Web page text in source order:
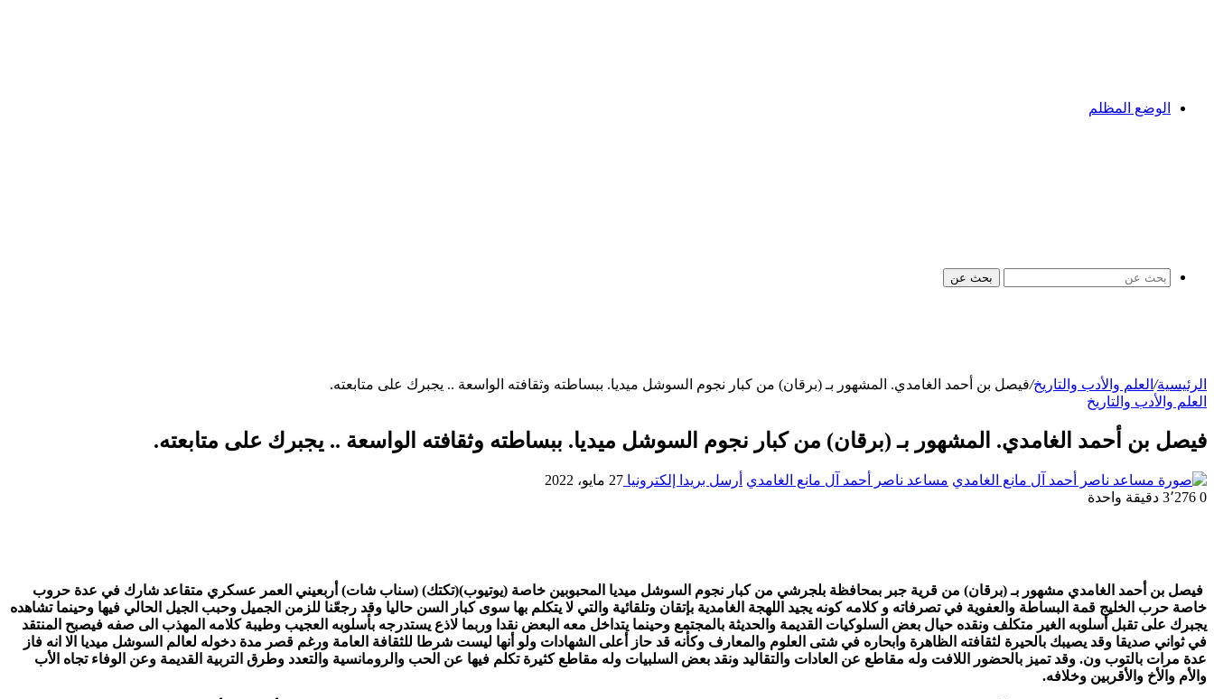
الوضع المظلم
بحث عن
الرئيسية/ العلم والأدب والتاريخ/فيصل بن أحمد الغامدي. المشهور بـ (برقان) من كبار نجوم السوشل ميديا. ببساطته وثقافته الواسعة .. يجبرك على متابعته.
العلم والأدب والتاريخ
فيصل بن أحمد الغامدي. المشهور بـ (برقان) من كبار نجوم السوشل ميديا. ببساطته وثقافته الواسعة .. يجبرك على متابعته.
مساعد ناصر أحمد آل مانع الغامدي أرسل بريدا إلكترونيا 27 مايو، 2022
0
دقيقة واحدة
فيصل بن أحمد الغامدي مشهور بـ (برقان) من قرية جبر بمحافظة بلجرشي من كبار نجوم السوشل ميديا المحبوبين خاصة (يوتيوب)(تكتك) (سناب شات) أربعيني العمر عسكري متقاعد شارك في عدة حروب
خاصة حرب الخليج قمة البساطة والعفوية في تصرفاته و كلامه كونه يجيد اللهجة الغامدية بإتقان وتلقائية والتي لا يتكلم بها سوى كبار السن حاليا وقد رجعّنا للزمن الجميل وحبب الجيل الحالي فيها وحينما تشاهده
يجبرك على تقبل أسلوبه الغير متكلف ونقده حيال بعض السلوكيات القديمة والحديثة بالمجتمع وحينما يتداخل معه البعض نقدا وربما لاذع يستدرجه بأسلوبه العجيب وطيبة كلامه المهذب الى صفه فيصبح المنتقد
في ثواني صديقا وقد يصيبك بالحيرة لثقافته الظاهرة وابحاره في شتى العلوم والمعارف وكأنه قد حاز أعلى الشهادات ولو أنها ليست شرطا للثقافة العامة ورغم قصر مدة دخوله لعالم السوشل ميديا الا انه فاز
عدة مرات بالتوب ون. وقد تميز بالحضور اللافت وله مقاطع عن العادات والتقاليد ونقد بعض السلبيات وله مقاطع كثيرة تكلم فيها عن الحب والرومانسية والتعدد وطرق التربية القديمة وعن الوفاء تجاه الأب
والأم والأخ والأقربين وخلافه.